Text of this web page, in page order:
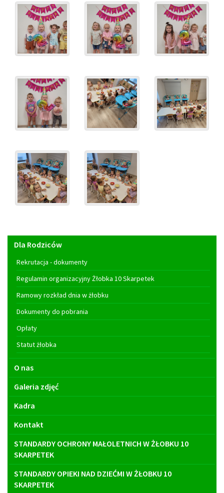
Menu
główne
Dla Rodziców
Rekrutacja - dokumenty
Regulamin organizacyjny Żłobka 10 Skarpetek
Ramowy rozkład dnia w żłobku
Dokumenty do pobrania
Opłaty
Statut żłobka
O nas
Galeria zdjęć
Kadra
Kontakt
STANDARDY OCHRONY MAŁOLETNICH W ŻŁOBKU 10
SKARPETEK
STANDARDY OPIEKI NAD DZIEĆMI W ŻŁOBKU 10
SKARPETEK